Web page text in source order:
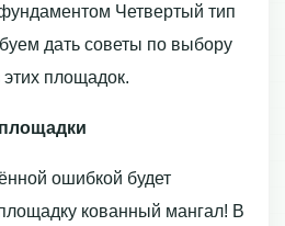
Четвертый тип
дать советы по выбору
площадок.
ошибкой будет
кованный мангал! В